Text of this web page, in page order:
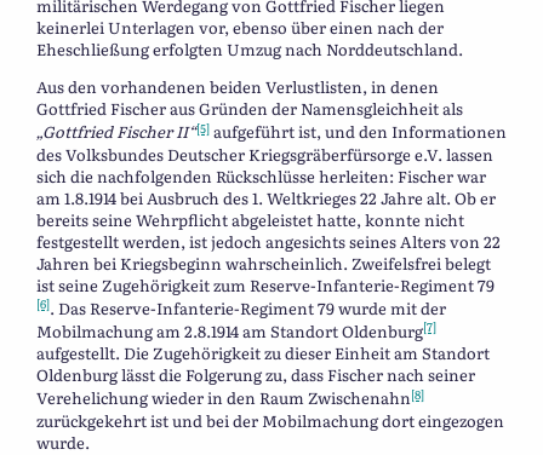
militärischen Werdegang von Gottfried Fischer liegen
keinerlei Unterlagen vor, ebenso über einen nach der
Eheschließung erfolgten Umzug nach Norddeutschland.
Aus den vorhandenen beiden Verlustlisten, in denen
Gottfried Fischer aus Gründen der Namensgleichheit als
„Gottfried Fischer II“[5] aufgeführt ist, und den Informationen
des Volksbundes Deutscher Kriegsgräberfürsorge e.V. lassen
sich die nachfolgenden Rückschlüsse herleiten: Fischer war
am 1.8.1914 bei Ausbruch des 1. Weltkrieges 22 Jahre alt. Ob er
bereits seine Wehrpflicht abgeleistet hatte, konnte nicht
festgestellt werden, ist jedoch angesichts seines Alters von 22
Jahren bei Kriegsbeginn wahrscheinlich. Zweifelsfrei belegt
ist seine Zugehörigkeit zum Reserve-Infanterie-Regiment 79
[6]. Das Reserve-Infanterie-Regiment 79 wurde mit der
Mobilmachung am 2.8.1914 am Standort Oldenburg[7]
aufgestellt. Die Zugehörigkeit zu dieser Einheit am Standort
Oldenburg lässt die Folgerung zu, dass Fischer nach seiner
Verehelichung wieder in den Raum Zwischenahn[8]
zurückgekehrt ist und bei der Mobilmachung dort eingezogen
wurde.